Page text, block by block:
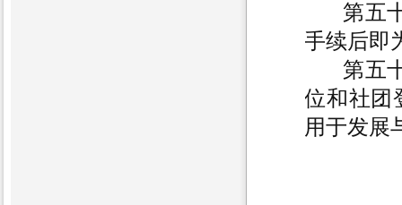
第五
手续后即
第五
位和社团
用于发展